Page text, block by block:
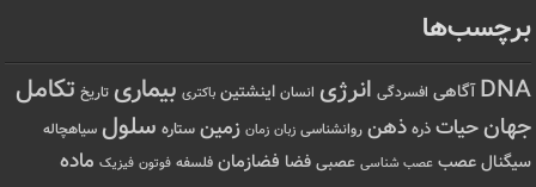
برچسب‌ها
DNA آگاهی افسردگی انرژی انسان اینشتین باکتری بیماری تاریخ تکامل
جهانحیات ذره ذهن روانشناسی زبان زمان زمین ستاره سلول سیاهچاله
سیگنال عصب عصب شناسی عصبی فضا فضازمان فلسفه فوتون فیزیک ماده